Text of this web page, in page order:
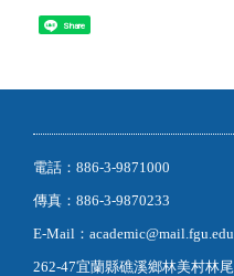
Share
電話：886-3-9871000
傳真：886-3-9870233
E-Mail：
262-47宜蘭縣礁溪鄉林美村林